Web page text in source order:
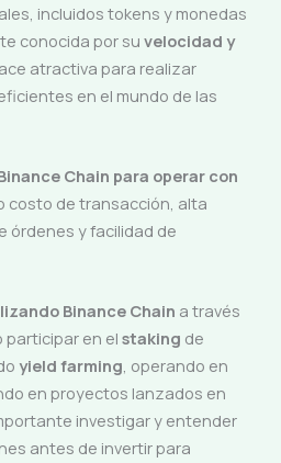
incluidos tokens y monedas
conocida por su velocidad y
atractiva para realizar
en el mundo de las
Chain para operar con
costo de transacción, alta
órdenes y facilidad de
Binance Chain a través
participar en el staking de
yield farming, operando en
en proyectos lanzados en
investigar y entender
antes de invertir para